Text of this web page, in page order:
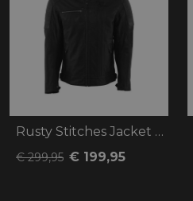
Rusty Stitches Jacket Cooper
€ 299,95 € 199,95